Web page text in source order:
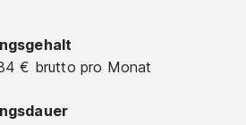
€ brutto pro Monat